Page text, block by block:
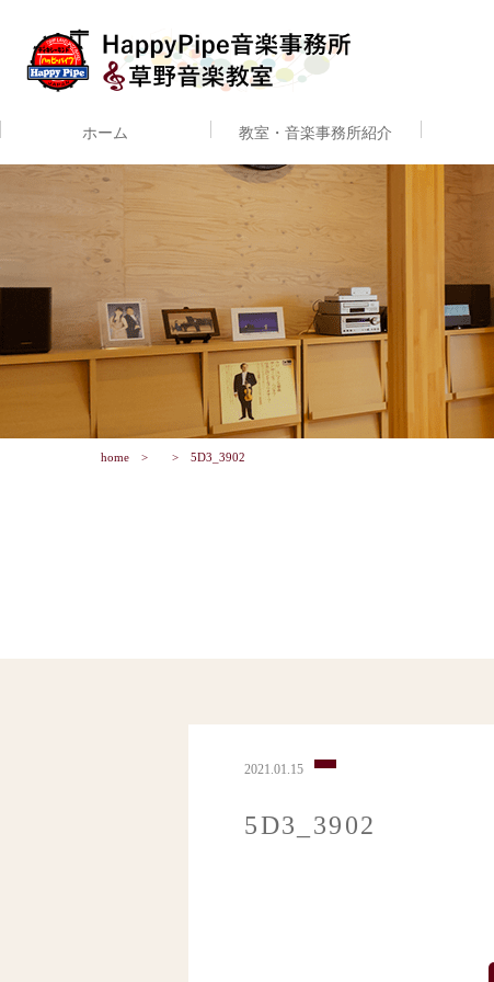
ホーム 教室・音楽事務所紹介
home 5D3_3902
2021.01.15
5D3_3902